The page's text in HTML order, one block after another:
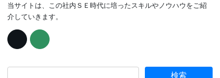
当サイトは、この社内ＳＥ時代に培ったスキルやノウハウをご紹
介していきます。